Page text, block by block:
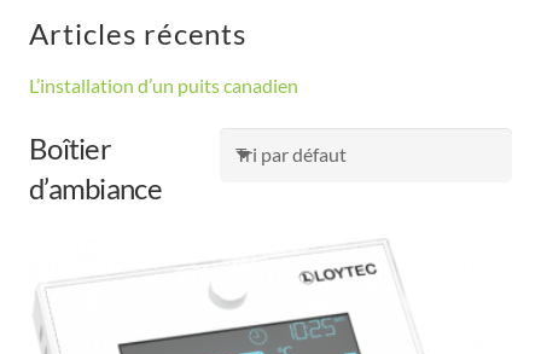
Articles récents
L’installation d’un puits canadien
Boîtier
d’ambiance